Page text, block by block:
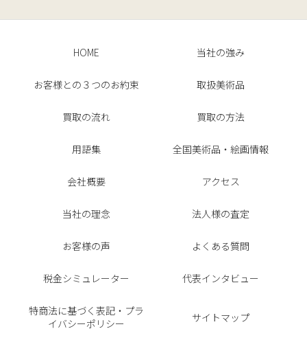
HOME 当社の強み
お客様との３つのお約束 取扱美術品
買取の流れ 買取の方法
用語集 全国美術品・絵画情報
会社概要 アクセス
当社の理念 法人様の査定
お客様の声 よくある質問
税金シミュレーター 代表インタビュー
特商法に基づく表記・プラ
イバシーポリシー
サイトマップ